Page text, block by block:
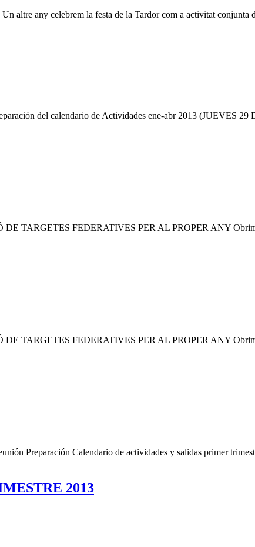
altre any celebrem la festa de la Tardor com a activitat conjunta
del calendario de Actividades ene-abr 2013 (JUEVES
TARGETES FEDERATIVES PER AL PROPER ANY Obrim
TARGETES FEDERATIVES PER AL PROPER ANY Obrim
Preparación Calendario de actividades y salidas primer
2013